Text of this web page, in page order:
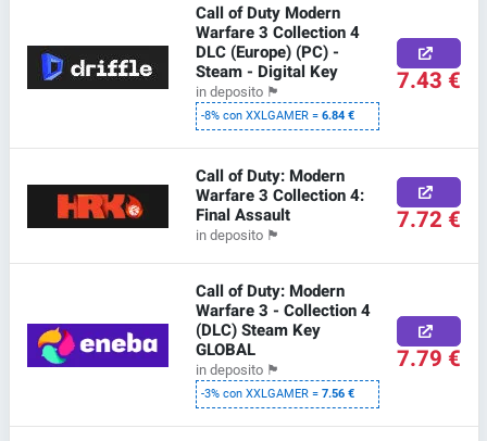
Call of Duty Modern
Warfare 3 Collection 4
DLC (Europe) (PC) -
Steam - Digital Key
in deposito 🏴
-8% con XXLGAMER =6.84 €
7.43 €
Call of Duty: Modern
Warfare 3 Collection 4:
Final Assault
in deposito 🏴 7.72 €
Call of Duty: Modern
Warfare 3 - Collection 4
(DLC) Steam Key
GLOBAL
in deposito 🏴
-3% con XXLGAMER =7.56 €
7.79 €